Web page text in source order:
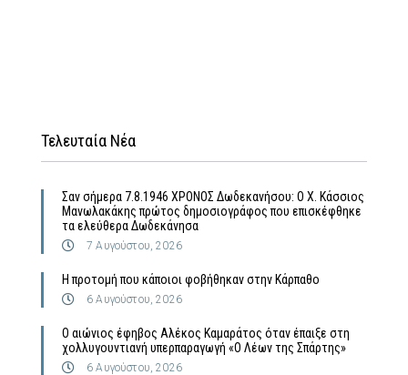
Τελευταία Νέα
Σαν σήμερα 7.8.1946 ΧΡΟΝΟΣ Δωδεκανήσου: Ο Χ. Κάσσιος
Μανωλακάκης πρώτος δημοσιογράφος που επισκέφθηκε
τα ελεύθερα Δωδεκάνησα
7 Αυγούστου, 2026
Η προτομή που κάποιοι φοβήθηκαν στην Κάρπαθο
6 Αυγούστου, 2026
Ο αιώνιος έφηβος Αλέκος Καμαράτος όταν έπαιξε στη
χολλυγουντιανή υπερπαραγωγή «Ο Λέων της Σπάρτης»
6 Αυγούστου, 2026